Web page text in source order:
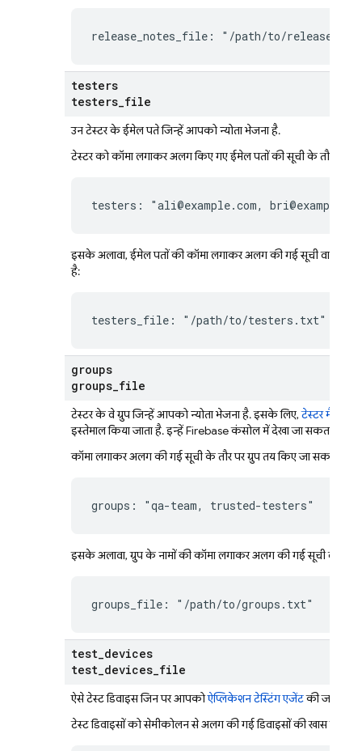
release_notes_file: "/path/to/release-
testers
testers_file
उन टेस्टर के ईमेल पते जिन्हें आपको न्योता भेजना है.
टेस्टर को कॉमा लगाकर अलग किए गए ईमेल पतों की सूची के तौर पर
testers: "ali@example.com,
इसके अलावा, ईमेल पतों की कॉमा लगाकर अलग की गई सूची वाली
है:
testers_file: "/path/to/testers.txt"
groups
groups_file
टेस्टर के वे ग्रुप जिन्हें आपको न्योता भेजना है. इसके लिए,टेस्टर मैनेज
इस्तेमाल किया जाता है. इन्हेंFirebaseकंसोल में देखा जा सकता है.
कॉमा लगाकर अलग की गई सूची के तौर पर ग्रुप तय किए जा सकते हैं:
groups: "qa-team, trusted-testers"
इसके अलावा, ग्रुप के नामों की कॉमा लगाकर अलग की गई सूची वाली
groups_file: "/path/to/groups.txt"
test_devices
test_devices_file
ऐसे टेस्ट डिवाइस जिन पर आपकोऐप्लिकेशन टेस्टिंग एजेंटकी जांच
टेस्ट डिवाइसों को सेमीकोलन से अलग की गई डिवाइसों की खास